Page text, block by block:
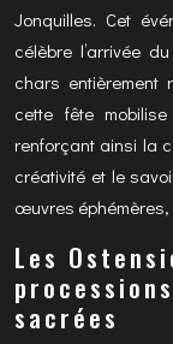
Jonquilles. Cet
célèbre l’arrivée
chars entièrement
cette fête
renforçant ainsi la
créativité et le
œuvres
Les
sacrées